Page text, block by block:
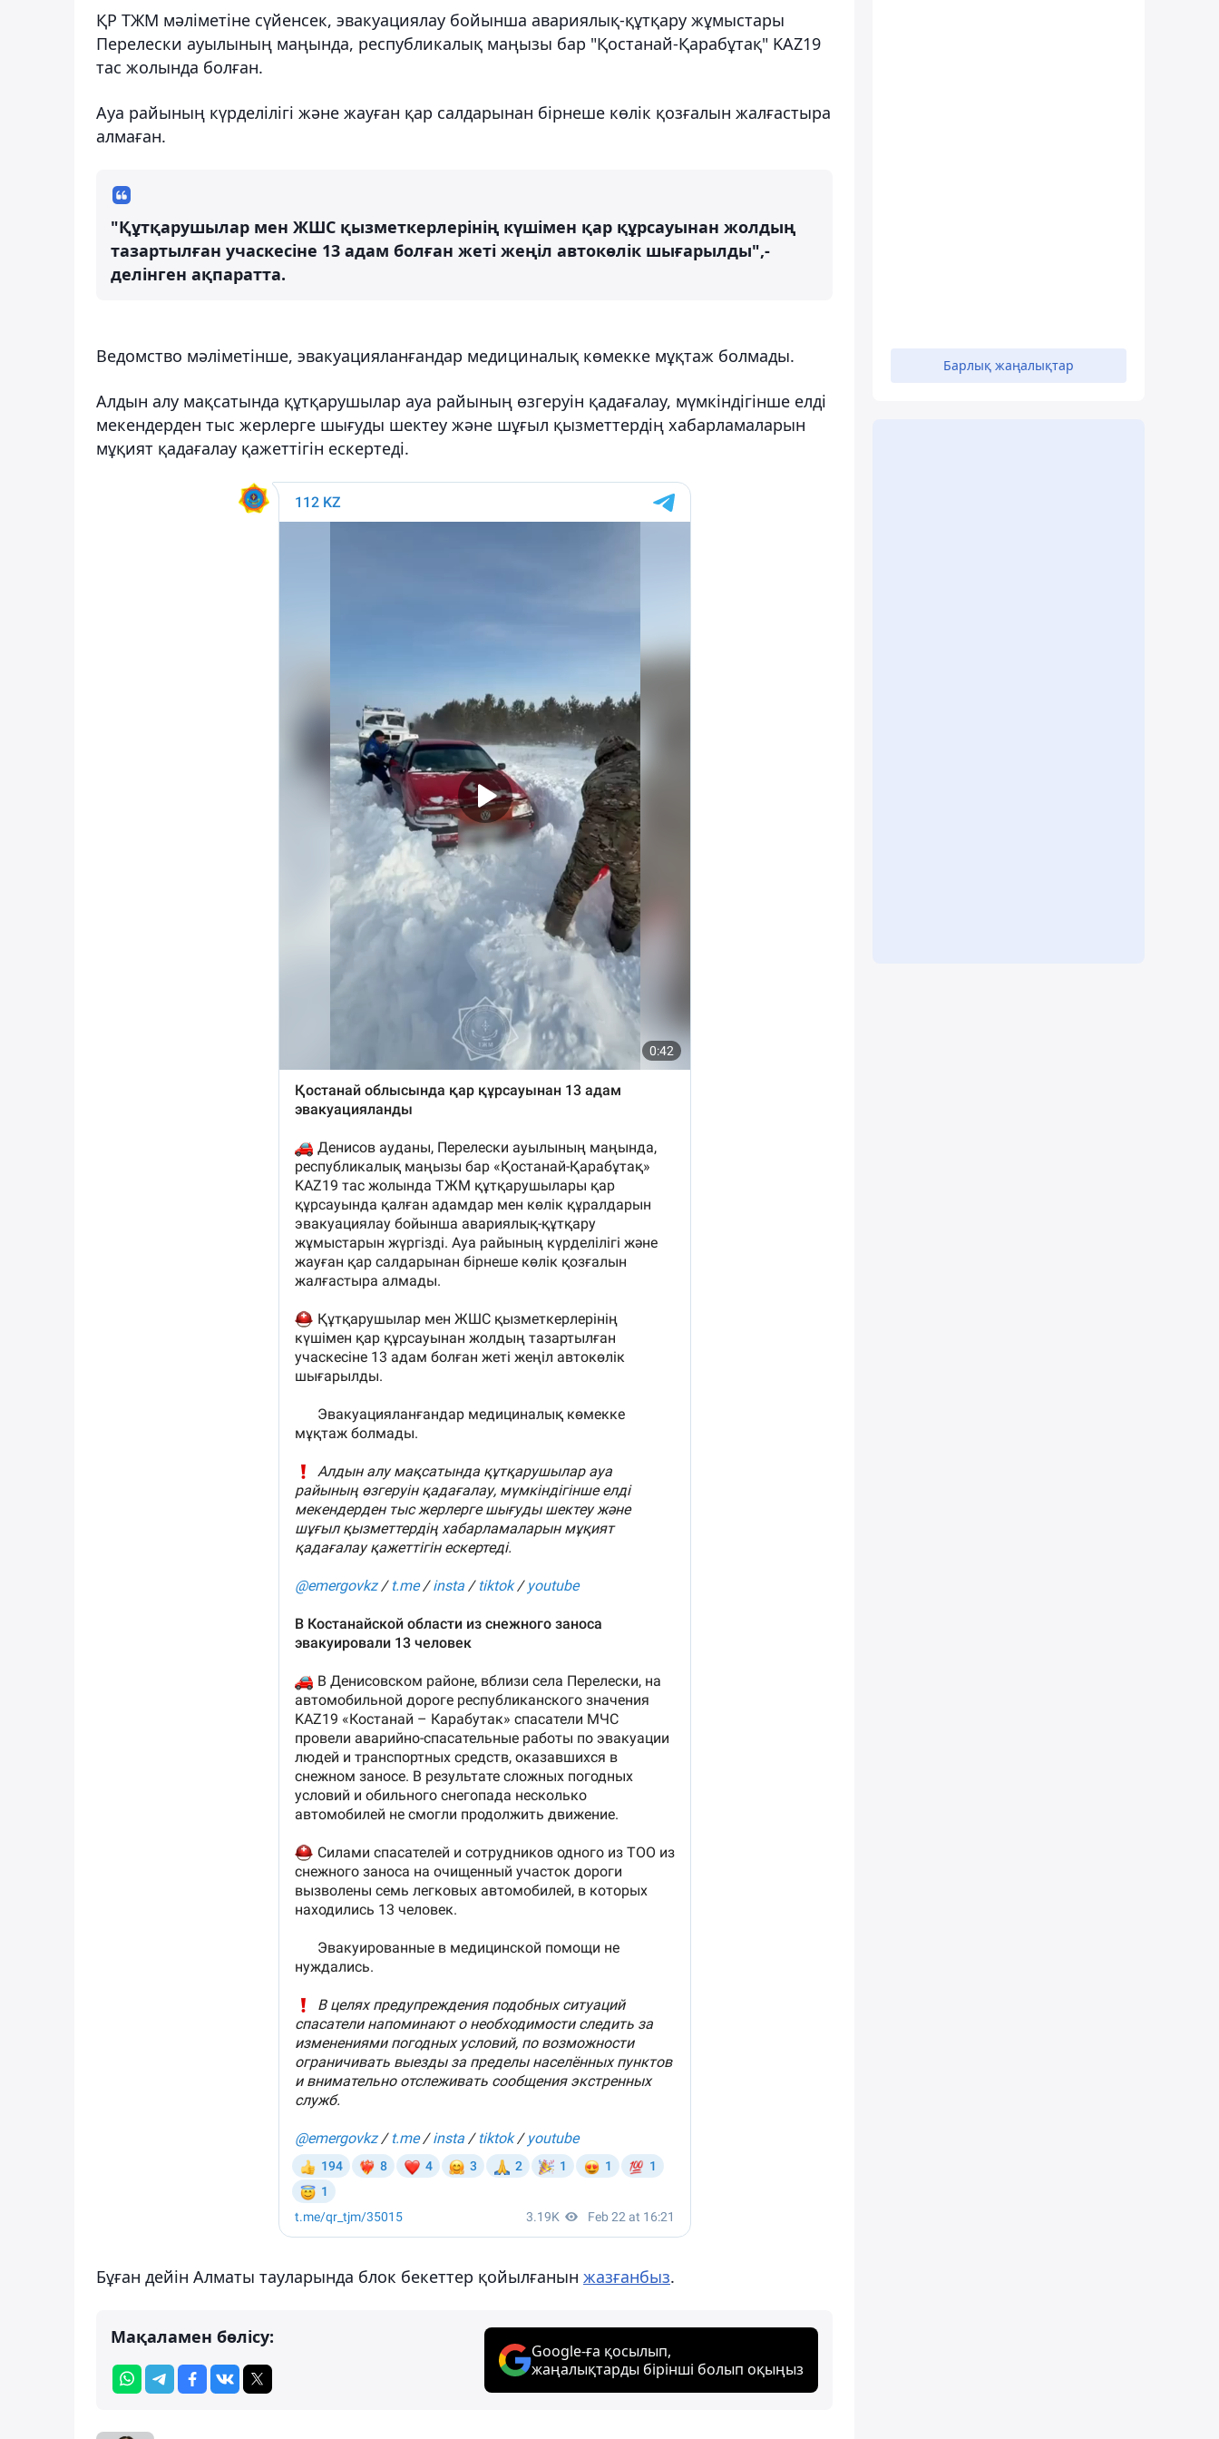
ҚР ТЖМ мәліметіне сүйенсек, эвакуациялау бойынша авариялық-құтқару жұмыстары
Перелески ауылының маңында, республикалық маңызы бар "Қостанай-Қарабұтақ" KAZ19
тас жолында болған.
Ауа райының күрделілігі және жауған қар салдарынан бірнеше көлік қозғалын жалғастыра
алмаған.
"Құтқарушылар мен ЖШС қызметкерлерінің күшімен қар құрсауынан жолдың
тазартылған учаскесіне 13 адам болған жеті жеңіл автокөлік шығарылды",-
делінген ақпаратта.
Ведомство мәліметінше, эвакуацияланғандар медициналық көмекке мұқтаж болмады.
Алдын алу мақсатында құтқарушылар ауа райының өзгеруін қадағалау, мүмкіндігінше елді
мекендерден тыс жерлерге шығуды шектеу және шұғыл қызметтердің хабарламаларын
мұқият қадағалау қажеттігін ескертеді.
Бұған дейін Алматы тауларында блок бекеттер қойылғанын жазғанбыз.
Мақаламен бөлісу:
Google-ға қосылып,
жаңалықтарды бірінші болып оқыңыз
Барлық жаңалықтар